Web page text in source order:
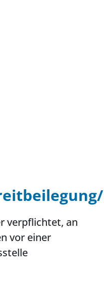
verpflichtet, an
vor einer